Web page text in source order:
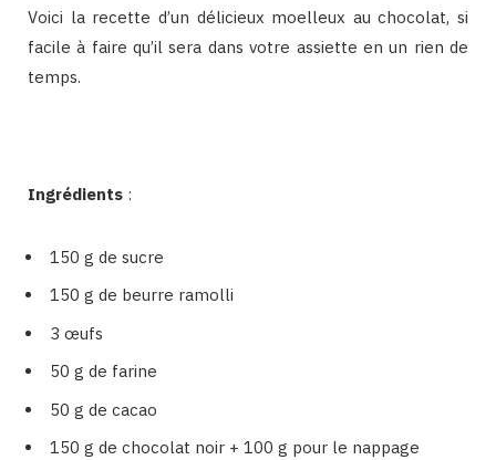
Voici la recette d’un délicieux moelleux au chocolat, si
facile à faire qu’il sera dans votre assiette en un rien de
temps.
Ingrédients :
150 g de sucre
150 g de beurre ramolli
3 œufs
50 g de farine
50 g de cacao
150 g de chocolat noir + 100 g pour le nappage